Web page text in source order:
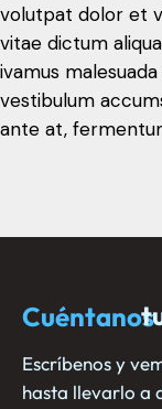
volutpat dolor et
vitae dictum
ivamus
vestibulum
ante at,
Cuéntanos
Escríbenos y
hasta llevarlo a